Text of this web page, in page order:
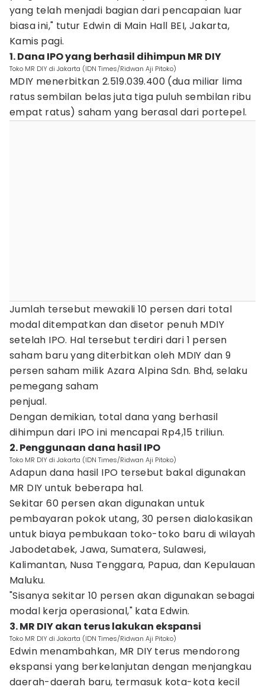
yang telah menjadi bagian dari pencapaian luar
biasa ini," tutur Edwin di Main Hall BEI, Jakarta,
Kamis pagi.
1. Dana IPO yang berhasil dihimpun MR DIY
Toko MR DIY di Jakarta (IDN Times/Ridwan Aji Pitoko)
MDIY menerbitkan 2.519.039.400 (dua miliar lima
ratus sembilan belas juta tiga puluh sembilan ribu
empat ratus) saham yang berasal dari portepel.
Jumlah tersebut mewakili 10 persen dari total
modal ditempatkan dan disetor penuh MDIY
setelah IPO. Hal tersebut terdiri dari 1 persen
saham baru yang diterbitkan oleh MDIY dan 9
persen saham milik Azara Alpina Sdn. Bhd, selaku
pemegang saham
penjual.
Dengan demikian, total dana yang berhasil
dihimpun dari IPO ini mencapai Rp4,15 triliun.
2. Penggunaan dana hasil IPO
Toko MR DIY di Jakarta (IDN Times/Ridwan Aji Pitoko)
Adapun dana hasil IPO tersebut bakal digunakan
MR DIY untuk beberapa hal.
Sekitar 60 persen akan digunakan untuk
pembayaran pokok utang, 30 persen dialokasikan
untuk biaya pembukaan toko-toko baru di wilayah
Jabodetabek, Jawa, Sumatera, Sulawesi,
Kalimantan, Nusa Tenggara, Papua, dan Kepulauan
Maluku.
"Sisanya sekitar 10 persen akan digunakan sebagai
modal kerja operasional," kata Edwin.
3. MR DIY akan terus lakukan ekspansi
Toko MR DIY di Jakarta (IDN Times/Ridwan Aji Pitoko)
Edwin menambahkan, MR DIY terus mendorong
ekspansi yang berkelanjutan dengan menjangkau
daerah-daerah baru, termasuk kota-kota kecil